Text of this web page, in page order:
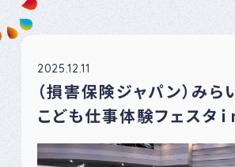
2025.12.11
（損害保険ジャパン）みら
こども仕事体験フェスタｉ